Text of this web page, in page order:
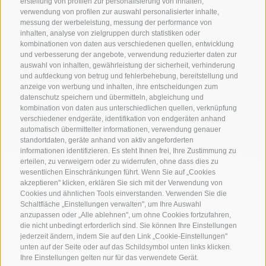
verwendung von profilen zur auswahl personalisierter inhalte,
messung der werbeleistung, messung der performance von
inhalten, analyse von zielgruppen durch statistiken oder
kombinationen von daten aus verschiedenen quellen, entwicklung
und verbesserung der angebote, verwendung reduzierter daten zur
auswahl von inhalten, gewährleistung der sicherheit, verhinderung
und aufdeckung von betrug und fehlerbehebung, bereitstellung und
anzeige von werbung und inhalten, ihre entscheidungen zum
datenschutz speichern und übermitteln, abgleichung und
kombination von daten aus unterschiedlichen quellen, verknüpfung
verschiedener endgeräte, identifikation von endgeräten anhand
automatisch übermittelter informationen, verwendung genauer
standortdaten, geräte anhand von aktiv angeforderten
informationen identifizieren. Es steht Ihnen frei, Ihre Zustimmung zu
erteilen, zu verweigern oder zu widerrufen, ohne dass dies zu
wesentlichen Einschränkungen führt. Wenn Sie auf „Cookies
akzeptieren" klicken, erklären Sie sich mit der Verwendung von
Cookies und ähnlichen Tools einverstanden. Verwenden Sie die
Schaltfläche „Einstellungen verwalten", um Ihre Auswahl
anzupassen oder „Alle ablehnen", um ohne Cookies fortzufahren,
die nicht unbedingt erforderlich sind. Sie können Ihre Einstellungen
jederzeit ändern, indem Sie auf den Link „Cookie-Einstellungen"
unten auf der Seite oder auf das Schildsymbol unten links klicken.
Ihre Einstellungen gelten nur für das verwendete Gerät.
Suche starten
zur kompletten Unterkunftsliste